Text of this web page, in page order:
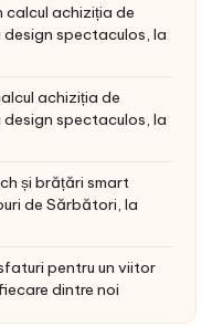
calcul achiziția de
spectaculos, la
achiziția de
spectaculos, la
și brățări smart
de Sărbători, la
pentru un viitor
dintre noi